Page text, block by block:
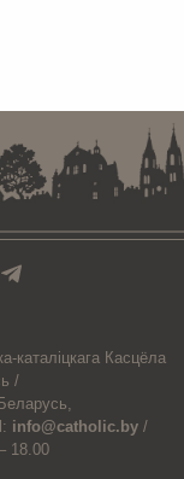
каталіцкага Касцёла
/
info@catholic.by /
18.00